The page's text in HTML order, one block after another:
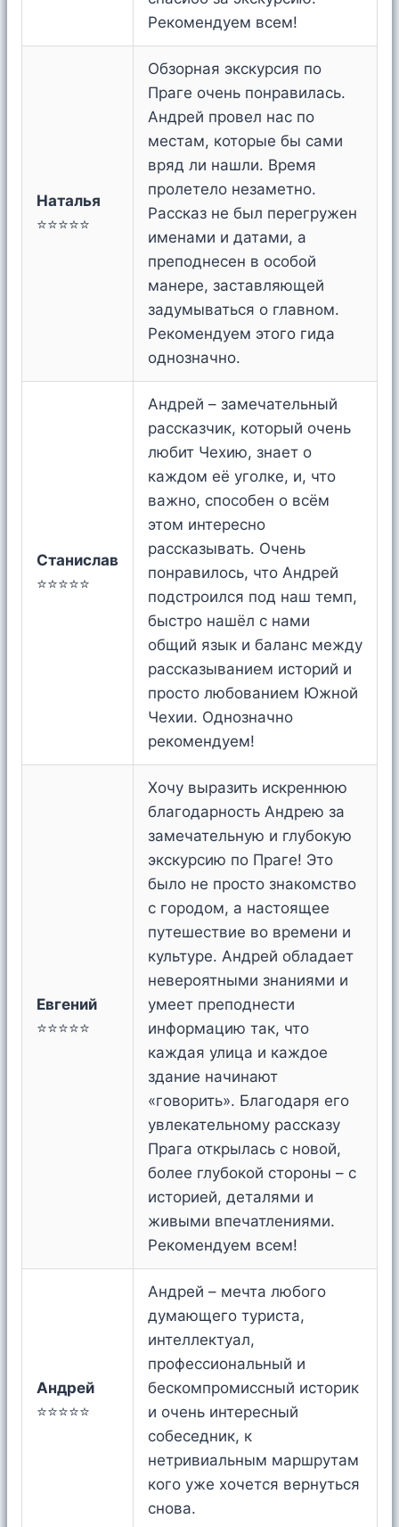
Рекомендуем всем!
Наталья
⭐⭐⭐⭐⭐
Обзорная экскурсия по
Праге очень понравилась.
Андрей провел нас по
местам, которые бы сами
вряд ли нашли. Время
пролетело незаметно.
Рассказ не был перегружен
именами и датами, а
преподнесен в особой
манере, заставляющей
задумываться о главном.
Рекомендуем этого гида
однозначно.
Станислав
⭐⭐⭐⭐⭐
Андрей – замечательный
рассказчик, который очень
любит Чехию, знает о
каждом её уголке, и, что
важно, способен о всём
этом интересно
рассказывать. Очень
понравилось, что Андрей
подстроился под наш темп,
быстро нашёл с нами
общий язык и баланс между
рассказыванием историй и
просто любованием Южной
Чехии. Однозначно
рекомендуем!
Евгений
⭐⭐⭐⭐⭐
Хочу выразить искреннюю
благодарность Андрею за
замечательную и глубокую
экскурсию по Праге! Это
было не просто знакомство
с городом, а настоящее
путешествие во времени и
культуре. Андрей обладает
невероятными знаниями и
умеет преподнести
информацию так, что
каждая улица и каждое
здание начинают
«говорить». Благодаря его
увлекательному рассказу
Прага открылась с новой,
более глубокой стороны – с
историей, деталями и
живыми впечатлениями.
Рекомендуем всем!
Андрей
⭐⭐⭐⭐⭐
Андрей – мечта любого
думающего туриста,
интеллектуал,
профессиональный и
бескомпромиссный историк
и очень интересный
собеседник, к
нетривиальным маршрутам
кого уже хочется вернуться
снова.